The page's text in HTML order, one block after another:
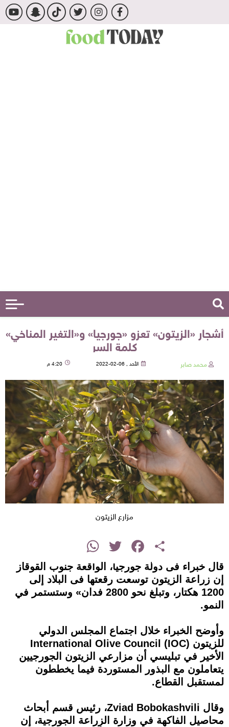
أشجار «الزيتون» تعزو «جورجيا» و«التغير المناخي»
كلمة السر
محمد صابر الأحد , 06-02-2022 4:20 م
مزارع الزيتون
Share
Facebook
Twitter
WhatsApp
قال خبراء فى دولة جورجيا، الواقعة جنوب القوقاز
إن زراعة الزيتون توسعت رقعتها فى البلاد إلى
1200 هكتار، وتبلغ نحو 2800 فدان» وستستمر في
النمو.
وأوضح الخبراء خلال اجتماع المجلس الدولي
للزيتون International Olive Council (IOC)
الأخير في تبليسي أن مزارعي الزيتون الجورجيين
يتعاملون مع البذور المستوردة فيما يخططون
لمستقبل القطاع.
وقال Zviad Bobokashvili، رئيس قسم أبحاث
محاصيل الفاكهة في وزارة الزراعة الجورجية، إن